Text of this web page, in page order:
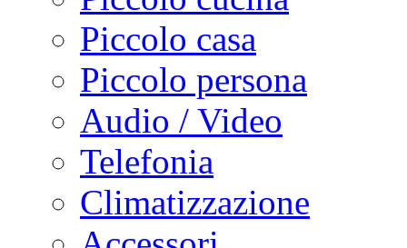
Piccolo casa
Piccolo persona
Audio / Video
Telefonia
Climatizzazione